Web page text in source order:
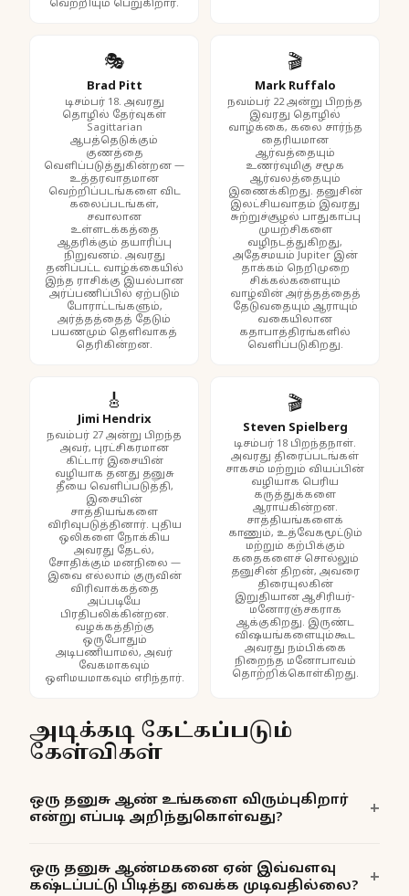
வெற்றியும் பெறுகிறார்.
🎭
Brad Pitt
டிசம்பர் 18. அவரது
தொழில் தேர்வுகள்
Sagittarian
ஆபத்தெடுக்கும்
குணத்தை
வெளிப்படுத்துகின்றன —
உத்தரவாதமான
வெற்றிப்படங்களை விட
கலைப்படங்கள்,
சவாலான
உள்ளடக்கத்தை
ஆதரிக்கும் தயாரிப்பு
நிறுவனம். அவரது
தனிப்பட்ட வாழ்க்கையில்
இந்த ராசிக்கு இயல்பான
அர்ப்பணிப்பில் ஏற்படும்
போராட்டங்களும்,
அர்த்தத்தைத் தேடும்
பயணமும் தெளிவாகத்
தெரிகின்றன.
🎬
Mark Ruffalo
நவம்பர் 22 அன்று பிறந்த
இவரது தொழில்
வாழ்க்கை, கலை சார்ந்த
தைரியமான
ஆர்வத்தையும்
உணர்வுமிகு சமூக
ஆர்வலத்தையும்
இணைக்கிறது. தனுசின்
இலட்சியவாதம் இவரது
சுற்றுச்சூழல் பாதுகாப்பு
முயற்சிகளை
வழிநடத்துகிறது,
அதேசமயம் Jupiter இன்
தாக்கம் நெறிமுறை
சிக்கல்களையும்
வாழ்வின் அர்த்தத்தைத்
தேடுவதையும் ஆராயும்
வகையிலான
கதாபாத்திரங்களில்
வெளிப்படுகிறது.
🎸
Jimi Hendrix
நவம்பர் 27 அன்று பிறந்த
அவர், புரட்சிகரமான
கிட்டார் இசையின்
வழியாக தனது தனுசு
தீயை வெளிப்படுத்தி,
இசையின்
சாத்தியங்களை
விரிவுபடுத்தினார். புதிய
ஒலிகளை நோக்கிய
அவரது தேடல்,
சோதிக்கும் மனநிலை —
இவை எல்லாம் குருவின்
விரிவாக்கத்தை
அப்படியே
பிரதிபலிக்கின்றன.
வழக்கத்திற்கு
ஒருபோதும்
அடிபணியாமல், அவர்
வேகமாகவும்
ஒளிமயமாகவும் எரிந்தார்.
🎬
Steven Spielberg
டிசம்பர் 18 பிறந்தநாள்.
அவரது திரைப்படங்கள்
சாகசம் மற்றும் வியப்பின்
வழியாக பெரிய
கருத்துக்களை
ஆராய்கின்றன.
சாத்தியங்களைக்
காணும், உத்வேகமூட்டும்
மற்றும் கற்பிக்கும்
கதைகளைச் சொல்லும்
தனுசின் திறன், அவரை
திரையுலகின்
இறுதியான ஆசிரியர்-
மனோரஞ்சகராக
ஆக்குகிறது. இருண்ட
விஷயங்களையும்கூட
அவரது நம்பிக்கை
நிறைந்த மனோபாவம்
தொற்றிக்கொள்கிறது.
அடிக்கடி கேட்கப்படும்
கேள்விகள்
ஒரு தனுசு ஆண் உங்களை விரும்புகிறார்
என்று எப்படி அறிந்துகொள்வது?
ஒரு தனுசு ஆண்மகனை ஏன் இவ்வளவு
கஷ்டப்பட்டு பிடித்து வைக்க முடிவதில்லை?